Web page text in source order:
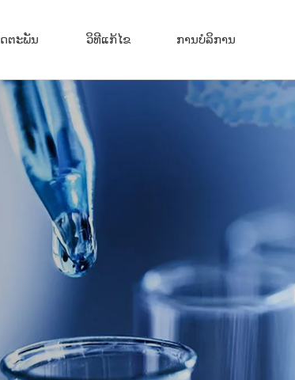
ຕະພັນ ວິທີແກ້ໄຂ ການບໍລິການ